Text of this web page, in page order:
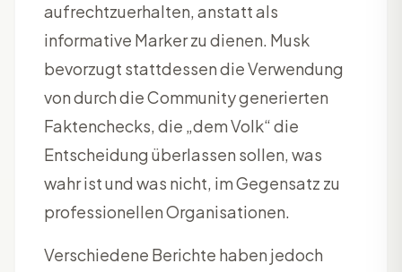
aufrechtzuerhalten, anstatt als
informative Marker zu dienen. Musk
bevorzugt stattdessen die Verwendung
von durch die Community generierten
Faktenchecks, die „dem Volk“ die
Entscheidung überlassen sollen, was
wahr ist und was nicht, im Gegensatz zu
professionellen Organisationen.
Verschiedene Berichte haben jedoch